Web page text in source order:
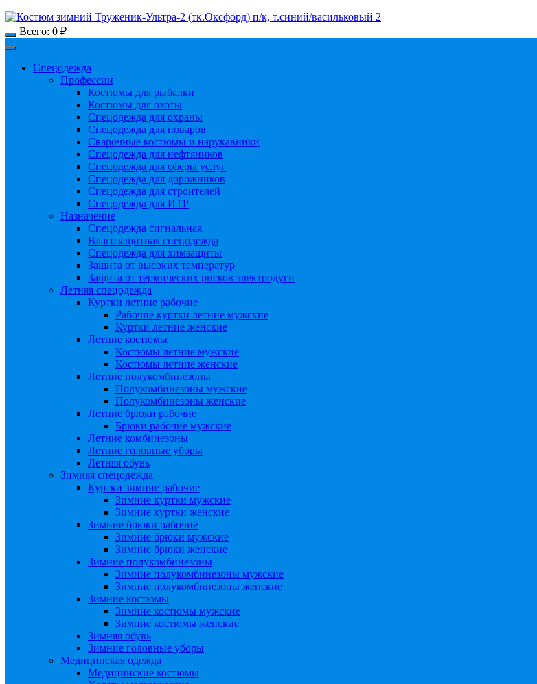
Всего: 0 ₽
Спецодежда
Профессии
Костюмы для рыбалки
Костюмы для охоты
Спецодежда для охраны
Спецодежда для поваров
Сварочные костюмы и нарукавники
Спецодежда для нефтяников
Спецодежда для сферы услуг
Спецодежда для дорожников
Спецодежда для строителей
Спецодежда для ИТР
Назначение
Спецодежда сигнальная
Влагозащитная спецодежда
Спецодежда для химзащиты
Защита от высоких температур
Защита от термических рисков электродуги
Летняя спецодежда
Куртки летние рабочие
Рабочие куртки летние мужские
Куртки летние женские
Летние костюмы
Костюмы летние мужские
Костюмы летние женские
Летние полукомбинезоны
Полукомбинезоны мужские
Полукомбинезоны женские
Летние брюки рабочие
Брюки рабочие мужские
Летние комбинезоны
Летние головные уборы
Летняя обувь
Зимняя спецодежда
Куртки зимние рабочие
Зимние куртки мужские
Зимние куртки женские
Зимние брюки рабочие
Зимние брюки мужские
Зимние брюки женские
Зимние полукомбинезоны
Зимние полукомбинезоны мужские
Зимние полукомбинезоны женские
Зимние костюмы
Зимние костюмы мужские
Зимние костюмы женские
Зимняя обувь
Зимние головные уборы
Медицинская одежда
Медицинские костюмы